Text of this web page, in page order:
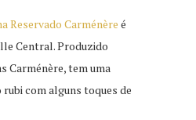
Reservado Carménère é
Central. Produzido
Carménère, tem uma
com alguns toques de